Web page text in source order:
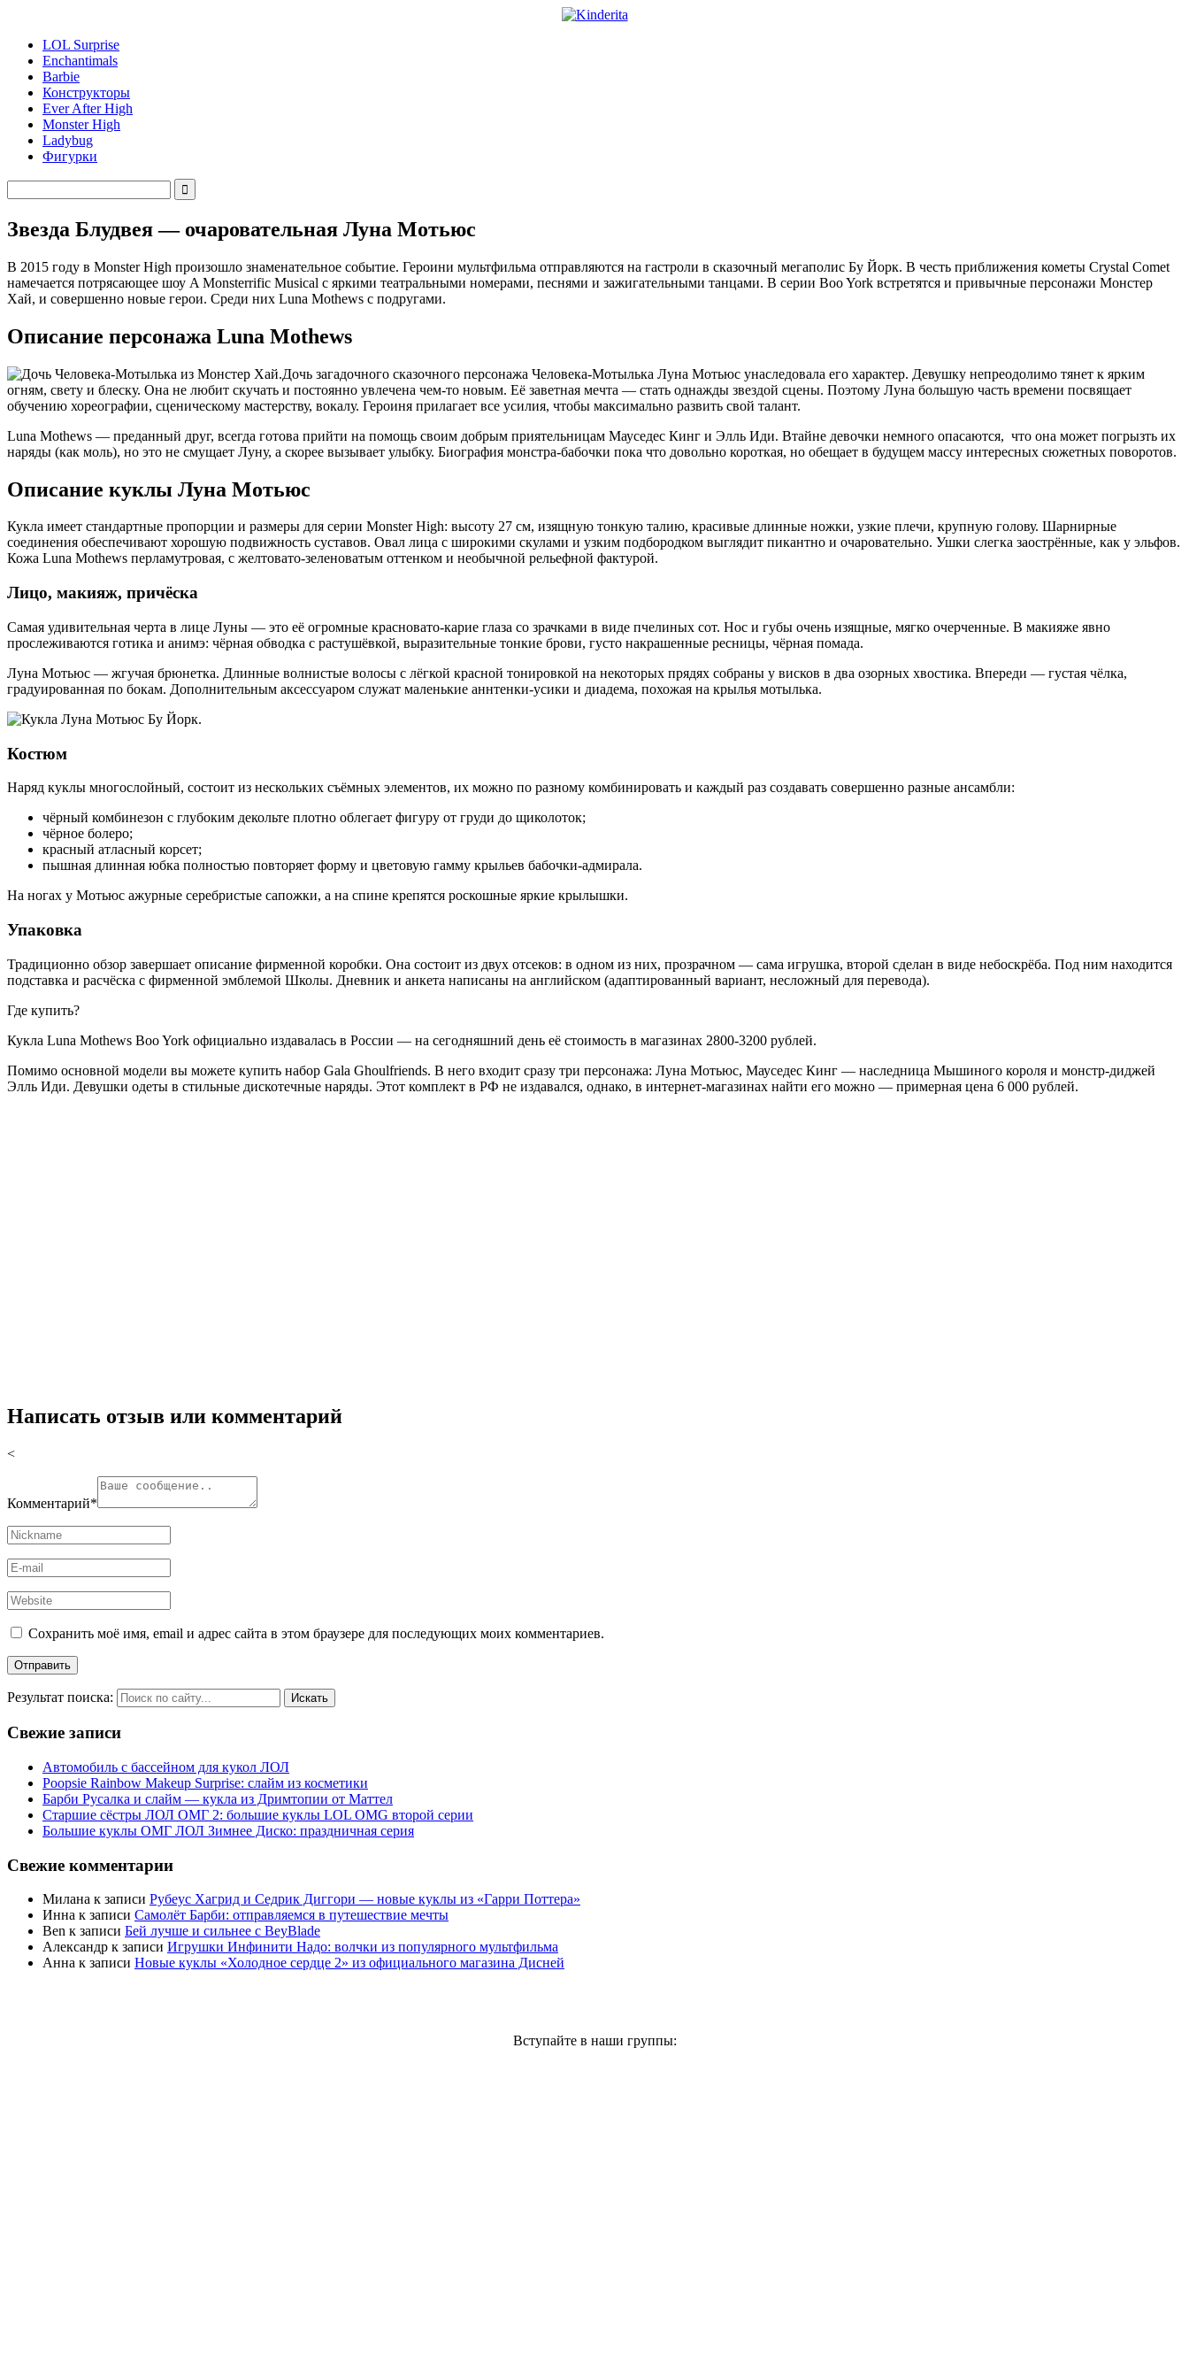
LOL Surprise
Enchantimals
Barbie
Конструкторы
Ever After High
Monster High
Ladybug
Фигурки
Звезда Блудвея — очаровательная Луна Мотьюс
В 2015 году в Monster High произошло знаменательное событие. Героини мультфильма отправляются на гастроли в сказочный мегаполис Бу Йорк. В честь приближения кометы Crystal Comet
намечается потрясающее шоу A Monsterrific Musical с яркими театральными номерами, песнями и зажигательными танцами. В серии Boo York встретятся и привычные персонажи Монстер
Хай, и совершенно новые герои. Среди них Luna Mothews с подругами.
Описание персонажа Luna Mothews
Дочь загадочного сказочного персонажа Человека-Мотылька Луна Мотьюс унаследовала его характер. Девушку непреодолимо тянет к ярким
огням, свету и блеску. Она не любит скучать и постоянно увлечена чем-то новым. Её заветная мечта — стать однажды звездой сцены. Поэтому Луна большую часть времени посвящает
обучению хореографии, сценическому мастерству, вокалу. Героиня прилагает все усилия, чтобы максимально развить свой талант.
Luna Mothews — преданный друг, всегда готова прийти на помощь своим добрым приятельницам Мауседес Кинг и Элль Иди. Втайне девочки немного опасаются, что она может погрызть их
наряды (как моль), но это не смущает Луну, а скорее вызывает улыбку. Биография монстра-бабочки пока что довольно короткая, но обещает в будущем массу интересных сюжетных поворотов.
Описание куклы Луна Мотьюс
Кукла имеет стандартные пропорции и размеры для серии Monster High: высоту 27 см, изящную тонкую талию, красивые длинные ножки, узкие плечи, крупную голову. Шарнирные
соединения обеспечивают хорошую подвижность суставов. Овал лица с широкими скулами и узким подбородком выглядит пикантно и очаровательно. Ушки слегка заострённые, как у эльфов.
Кожа Luna Mothews перламутровая, с желтовато-зеленоватым оттенком и необычной рельефной фактурой.
Лицо, макияж, причёска
Самая удивительная черта в лице Луны — это её огромные красновато-карие глаза со зрачками в виде пчелиных сот. Нос и губы очень изящные, мягко очерченные. В макияже явно
прослеживаются готика и анимэ: чёрная обводка с растушёвкой, выразительные тонкие брови, густо накрашенные ресницы, чёрная помада.
Луна Мотьюс — жгучая брюнетка. Длинные волнистые волосы с лёгкой красной тонировкой на некоторых прядях собраны у висков в два озорных хвостика. Впереди — густая чёлка,
градуированная по бокам. Дополнительным аксессуаром служат маленькие аннтенки-усики и диадема, похожая на крылья мотылька.
Костюм
Наряд куклы многослойный, состоит из нескольких съёмных элементов, их можно по разному комбинировать и каждый раз создавать совершенно разные ансамбли:
чёрный комбинезон с глубоким декольте плотно облегает фигуру от груди до щиколоток;
чёрное болеро;
красный атласный корсет;
пышная длинная юбка полностью повторяет форму и цветовую гамму крыльев бабочки-адмирала.
На ногах у Мотьюс ажурные серебристые сапожки, а на спине крепятся роскошные яркие крылышки.
Упаковка
Традиционно обзор завершает описание фирменной коробки. Она состоит из двух отсеков: в одном из них, прозрачном — сама игрушка, второй сделан в виде небоскрёба. Под ним находится
подставка и расчёска с фирменной эмблемой Школы. Дневник и анкета написаны на английском (адаптированный вариант, несложный для перевода).
Где купить?
Кукла Luna Mothews Boo York официально издавалась в России — на сегодняшний день её стоимость в магазинах 2800-3200 рублей.
Помимо основной модели вы можете купить набор Gala Ghoulfriends. В него входит сразу три персонажа: Луна Мотьюс, Мауседес Кинг — наследница Мышиного короля и монстр-диджей
Элль Иди. Девушки одеты в стильные дискотечные наряды. Этот комплект в РФ не издавался, однако, в интернет-магазинах найти его можно — примерная цена 6 000 рублей.
Написать отзыв или комментарий
<
Комментарий*
Сохранить моё имя, email и адрес сайта в этом браузере для последующих моих комментариев.
Результат поиска:
Свежие записи
Автомобиль с бассейном для кукол ЛОЛ
Poopsie Rainbow Makeup Surprise: слайм из косметики
Барби Русалка и слайм — кукла из Дримтопии от Маттел
Старшие сёстры ЛОЛ ОМГ 2: большие куклы LOL OMG второй серии
Большие куклы ОМГ ЛОЛ Зимнее Диско: праздничная серия
Свежие комментарии
Милана к записи Рубеус Хагрид и Седрик Диггори — новые куклы из «Гарри Поттера»
Инна к записи Самолёт Барби: отправляемся в путешествие мечты
Ben к записи Бей лучше и сильнее с BeyBlade
Александр к записи Игрушки Инфинити Надо: волчки из популярного мультфильма
Анна к записи Новые куклы «Холодное сердце 2» из официального магазина Дисней
Вступайте в наши группы: